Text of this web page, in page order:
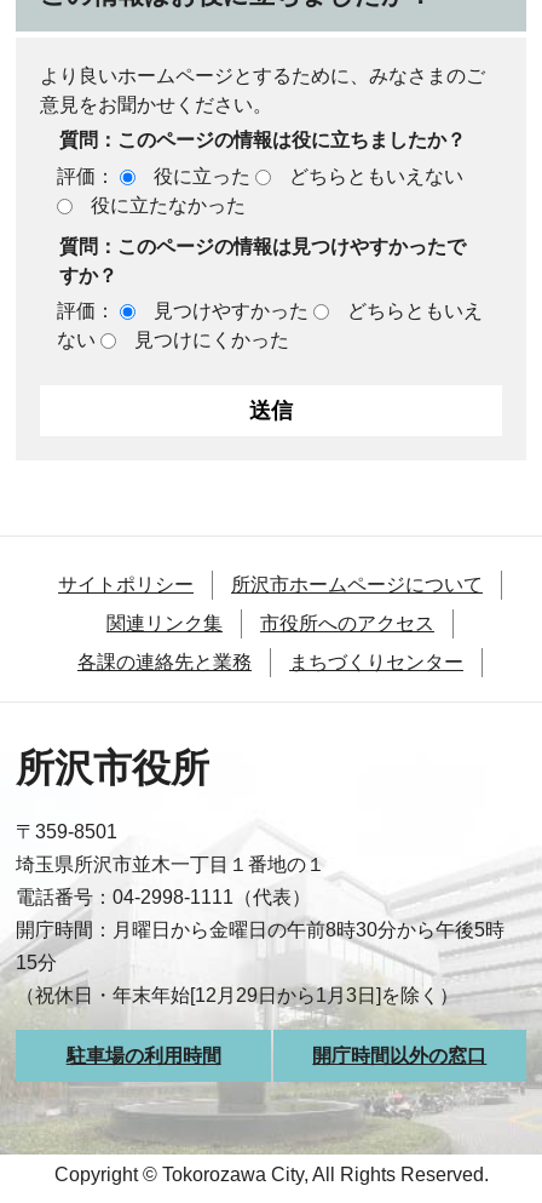
より良いホームページとするために、みなさまのご
意見をお聞かせください。
質問：このページの情報は役に立ちましたか？
評価：
役に立った
どちらともいえない
役に立たなかった
質問：このページの情報は見つけやすかったで
すか？
評価：
見つけやすかった
どちらともいえ
ない
見つけにくかった
サイトポリシー
所沢市ホームページについて
関連リンク集
市役所へのアクセス
各課の連絡先と業務
まちづくりセンター
所沢市役所
〒359-8501
埼玉県所沢市並木一丁目１番地の１
電話番号：04-2998-1111（代表）
開庁時間：月曜日から金曜日の午前8時30分から午後5時
15分
（祝休日・年末年始[12月29日から1月3日]を除く）
駐車場の利用時間 開庁時間以外の窓口
Copyright © Tokorozawa City, All Rights Reserved.